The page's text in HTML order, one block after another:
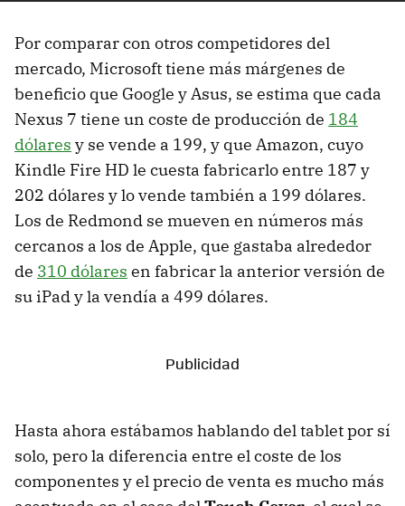
Por comparar con otros competidores del
mercado, Microsoft tiene más márgenes de
beneficio que Google y Asus, se estima que cada
Nexus 7 tiene un coste de producción de 184
dólares y se vende a 199, y que Amazon, cuyo
Kindle Fire HD le cuesta fabricarlo entre 187 y
202 dólares y lo vende también a 199 dólares.
Los de Redmond se mueven en números más
cercanos a los de Apple, que gastaba alrededor
de 310 dólares en fabricar la anterior versión de
su iPad y la vendía a 499 dólares.
Hasta ahora estábamos hablando del tablet por sí
solo, pero la diferencia entre el coste de los
componentes y el precio de venta es mucho más